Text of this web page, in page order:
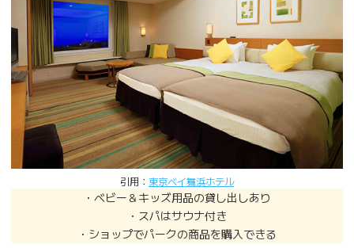
引用： 東京ベイ舞浜ホテル
・ベビー＆キッズ用品の貸し出しあり
・スパはサウナ付き
・ショップでパークの商品を購入できる